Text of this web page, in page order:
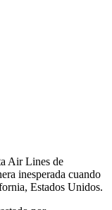
Air Lines de
inesperada cuando
Estados Unidos.